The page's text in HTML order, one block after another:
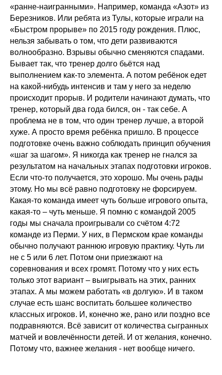
«ранне-наигранными». Например, команда «Азот» из
Березников. Или ребята из Тулы, которые играли на
«Быстром прорыве» по 2015 году рождения. Плюс,
нельзя забывать о том, что дети развиваются
волнообразно. Взрывы обычно сменяются спадами.
Бывает так, что тренер долго бьётся над
выполнением как-то элемента. А потом ребёнок едет
на какой-нибудь интенсив и там у него за неделю
происходит прорыв. И родители начинают думать, что
тренер, который два года бился, он - так себе. А
проблема не в том, что один тренер лучше, а второй
хуже. А просто время ребёнка пришло. В процессе
подготовке очень важно соблюдать принцип обучения
«шаг за шагом». Я никогда как тренер не гнался за
результатом на начальных этапах подготовки игроков.
Если что-то получается, это хорошо. Мы очень рады
этому. Но мы всё равно подготовку не форсируем.
Какая-то команда имеет чуть больше игрового опыта,
какая-то – чуть меньше. Я помню с командой 2005
годы мы сначала проигрывали со счётом 4:72
команде из Перми. У них, в Пермском крае команды
обычно получают раннюю игровую практику. Чуть ли
не с 5 или 6 лет. Потом они приезжают на
соревнования и всех громят. Потому что у них есть
только этот вариант – выигрывать на этих, ранних
этапах. А мы можем работать «в долгую». И в таком
случае есть шанс воспитать большее количество
классных игроков. И, конечно же, рано или поздно все
подравняются. Всё зависит от количества сыгранных
матчей и вовлечённости детей. И от желания, конечно.
Потому что, важнее желания - нет вообще ничего.